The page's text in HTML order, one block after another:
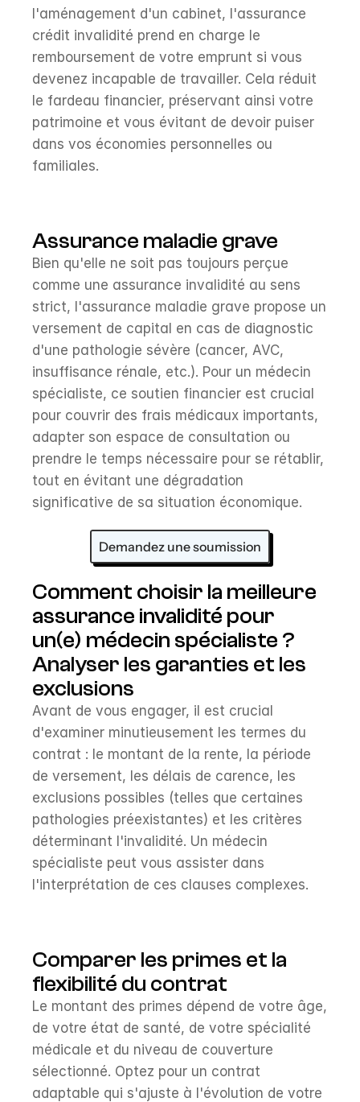
l'aménagement d'un cabinet, l'assurance
crédit invalidité prend en charge le
remboursement de votre emprunt si vous
devenez incapable de travailler. Cela réduit
le fardeau financier, préservant ainsi votre
patrimoine et vous évitant de devoir puiser
dans vos économies personnelles ou
familiales.
Assurance maladie grave
Bien qu'elle ne soit pas toujours perçue
comme une assurance invalidité au sens
strict, l'assurance maladie grave propose un
versement de capital en cas de diagnostic
d'une pathologie sévère (cancer, AVC,
insuffisance rénale, etc.). Pour un médecin
spécialiste, ce soutien financier est crucial
pour couvrir des frais médicaux importants,
adapter son espace de consultation ou
prendre le temps nécessaire pour se rétablir,
tout en évitant une dégradation
significative de sa situation économique.
Demandez une soumission
Comment choisir la meilleure
assurance invalidité pour
un(e) médecin spécialiste ?
Analyser les garanties et les
exclusions
Avant de vous engager, il est crucial
d'examiner minutieusement les termes du
contrat : le montant de la rente, la période
de versement, les délais de carence, les
exclusions possibles (telles que certaines
pathologies préexistantes) et les critères
déterminant l'invalidité. Un médecin
spécialiste peut vous assister dans
l'interprétation de ces clauses complexes.
Comparer les primes et la
flexibilité du contrat
Le montant des primes dépend de votre âge,
de votre état de santé, de votre spécialité
médicale et du niveau de couverture
sélectionné. Optez pour un contrat
adaptable qui s'ajuste à l'évolution de votre